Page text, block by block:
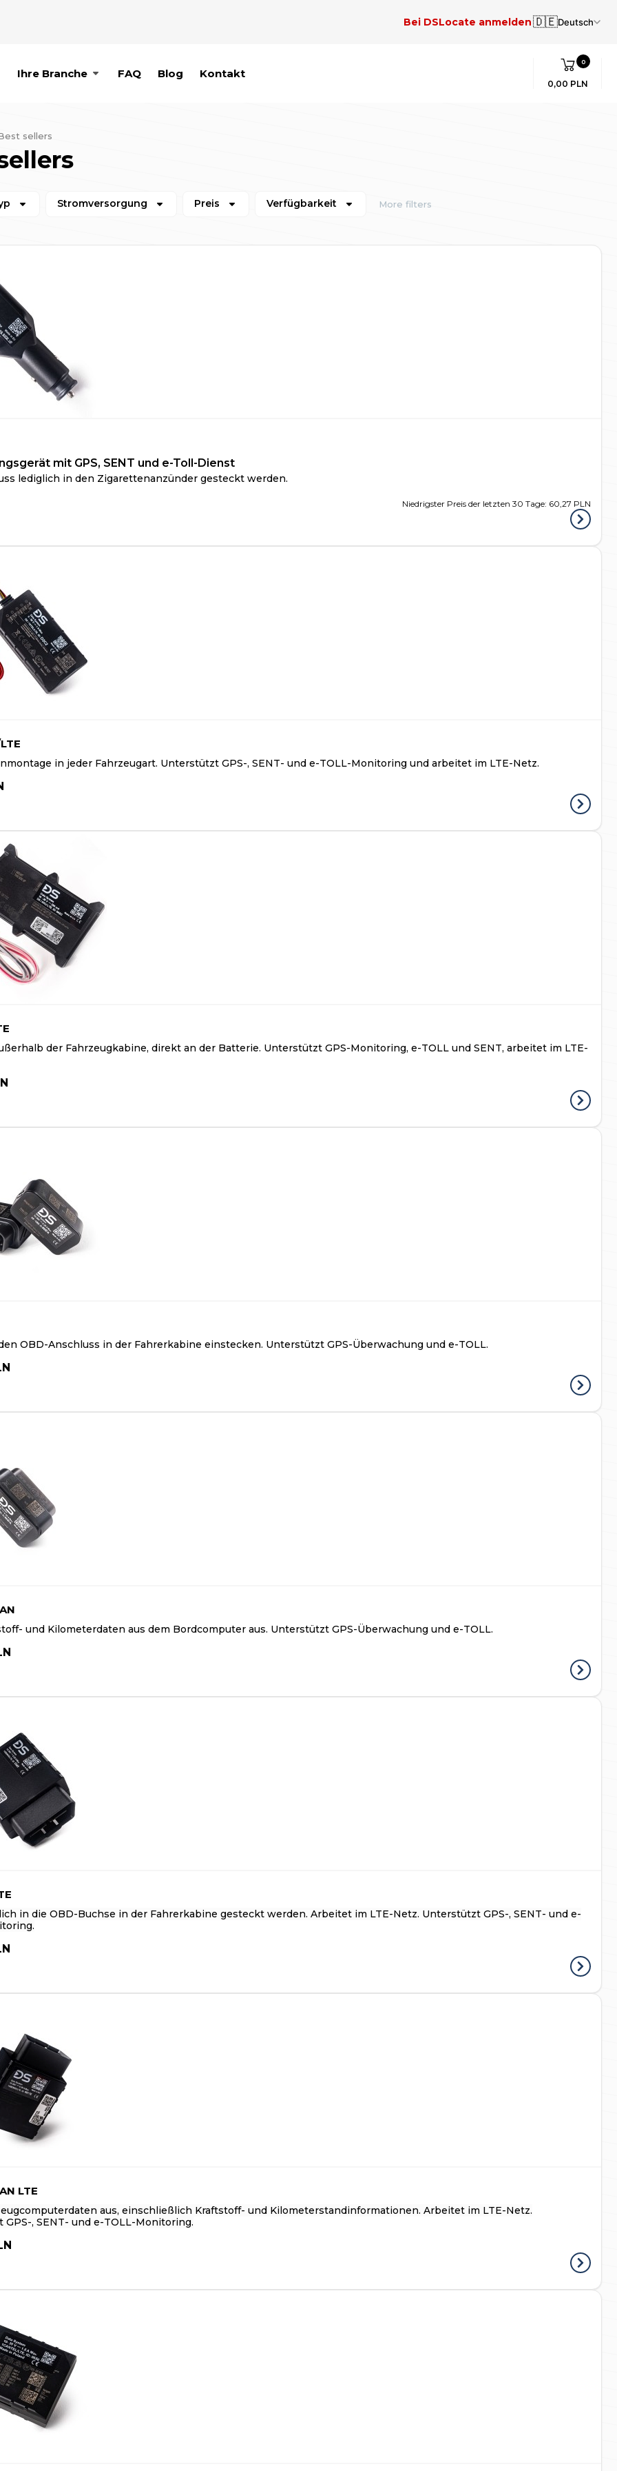
Bei DSLocate anmelden🇩🇪Deutsch
Ihre Branche FAQ Blog Kontakt
0
0,00 PLN
sellers
Stromversorgung Preis Verfügbarkeit More filters
mit GPS, SENT und e-Toll-Dienst
lediglich in den Zigarettenanzünder gesteckt werden.
Niedrigster Preis der letzten 30 Tage: 60,27 PLN
in jeder Fahrzeugart. Unterstützt GPS-, SENT- und e-TOLL-Monitoring und arbeitet im LTE-Netz.
der Fahrzeugkabine, direkt an der Batterie. Unterstützt GPS-Monitoring, e-TOLL und SENT, arbeitet im LTE-
OBD-Anschluss in der Fahrerkabine einstecken. Unterstützt GPS-Überwachung und e-TOLL.
und Kilometerdaten aus dem Bordcomputer aus. Unterstützt GPS-Überwachung und e-TOLL.
in die OBD-Buchse in der Fahrerkabine gesteckt werden. Arbeitet im LTE-Netz. Unterstützt GPS-, SENT- und e-
LTE
aus, einschließlich Kraftstoff- und Kilometerstandinformationen. Arbeitet im LTE-Netz.
, SENT- und e-TOLL-Monitoring.